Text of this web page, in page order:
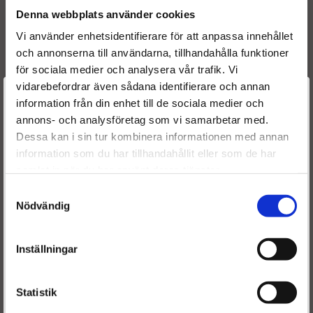
Denna webbplats använder cookies
Vi använder enhetsidentifierare för att anpassa innehållet
och annonserna till användarna, tillhandahålla funktioner
för sociala medier och analysera vår trafik. Vi
vidarebefordrar även sådana identifierare och annan
information från din enhet till de sociala medier och
annons- och analysföretag som vi samarbetar med.
Dessa kan i sin tur kombinera informationen med annan
information som du har tillhandahållit eller som de har
Nödvändig
Inställningar
Statistik
En dieselspridare från Dieselspecialisten är en renoverad
dieselspridarelämnas
i inbyte som stomme. Det gör att vi kan hålla väldigt låga
priser samtidigt som det är ett miljövänligare alternativ
än att köpa en ny.
Välkommen till
Dieselspecialisten.se
För att förbättra din upplevelse på vår hemsida ber vi dig
välja vilken kategori du tillhör